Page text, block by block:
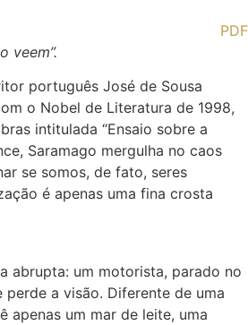
PDF
veem”.
português José de Sousa
o Nobel de Literatura de 1998,
intitulada “Ensaio sobre a
Saramago mergulha no caos
se somos, de fato, seres
é apenas uma fina crosta
abrupta: um motorista, parado no
perde a visão. Diferente de uma
apenas um mar de leite, uma